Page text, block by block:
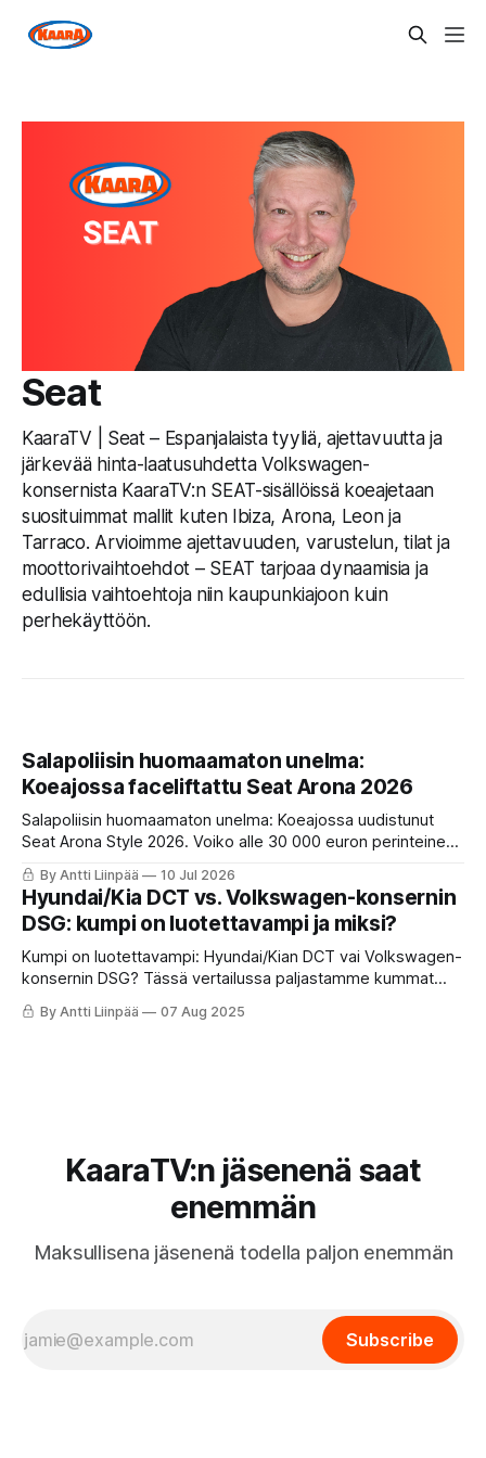
Seat
KaaraTV | Seat – Espanjalaista tyyliä, ajettavuutta ja
järkevää hinta-laatusuhdetta Volkswagen-
konsernista KaaraTV:n SEAT-sisällöissä koeajetaan
suosituimmat mallit kuten Ibiza, Arona, Leon ja
Tarraco. Arvioimme ajettavuuden, varustelun, tilat ja
moottorivaihtoehdot – SEAT tarjoaa dynaamisia ja
edullisia vaihtoehtoja niin kaupunkiajoon kuin
perhekäyttöön.
Salapoliisin huomaamaton unelma:
Koeajossa faceliftattu Seat Arona 2026
Salapoliisin huomaamaton unelma: Koeajossa uudistunut
Seat Arona Style 2026. Voiko alle 30 000 euron perinteinen
bensa-automaatti ilman sähköapuja enää puolustaa
paikkaansa sähköistyneessä maailmassa?
By Antti Liinpää 10 Jul 2026
Hyundai/Kia DCT vs. Volkswagen-konsernin
DSG: kumpi on luotettavampi ja miksi?
Kumpi on luotettavampi: Hyundai/Kian DCT vai Volkswagen-
konsernin DSG? Tässä vertailussa paljastamme kummat
vaihteistot kestävät paremmin aikaa, milloin ongelmia
esiintyy – ja miksi käytetyn auton vaihteistotyyppi kannattaa
By Antti Liinpää 07 Aug 2025
KaaraTV:n jäsenenä saat
enemmän
Maksullisena jäsenenä todella paljon enemmän
Subscribe